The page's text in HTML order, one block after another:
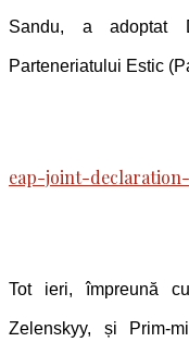
Sandu, a adoptat
Parteneriatului Estic
eap-joint-
Tot ieri, împreună
Zelenskyy, și Prim-